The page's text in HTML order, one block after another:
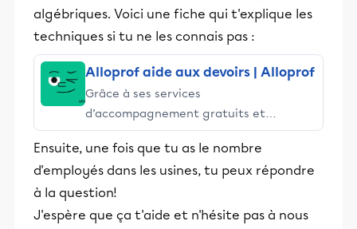
algébriques. Voici une fiche qui t'explique les
techniques si tu ne les connais pas :
Alloprof aide aux devoirs | Alloprof
Grâce à ses services
d’accompagnement gratuits et
stimulants, Alloprof engage les élèves
et leurs parents dans la réussite
éducative.
Ensuite, une fois que tu as le nombre
d'employés dans les usines, tu peux répondre
à la question!
J'espère que ça t'aide et n'hésite pas à nous